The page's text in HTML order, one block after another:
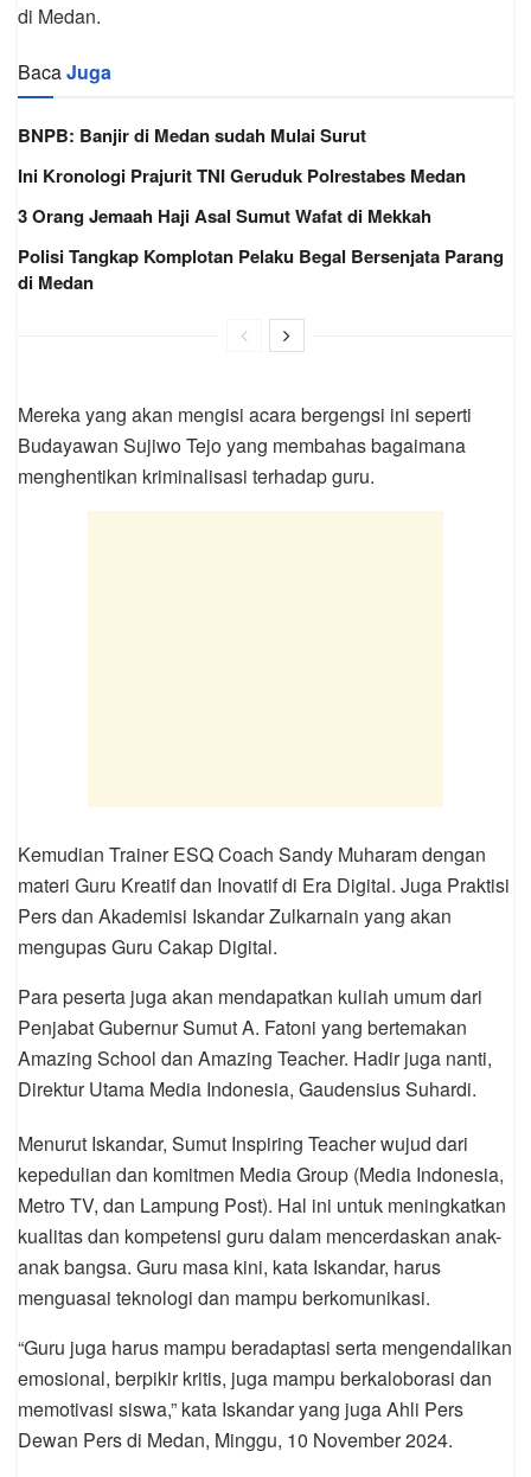
di Medan.
BacaJuga
BNPB: Banjir di Medan sudah Mulai Surut
Ini Kronologi Prajurit TNI Geruduk Polrestabes Medan
3 Orang Jemaah Haji Asal Sumut Wafat di Mekkah
Polisi Tangkap Komplotan Pelaku Begal Bersenjata Parang
di Medan
Mereka yang akan mengisi acara bergengsi ini seperti
Budayawan Sujiwo Tejo yang membahas bagaimana
menghentikan kriminalisasi terhadap guru.
Kemudian Trainer ESQ Coach Sandy Muharam dengan
materi Guru Kreatif dan Inovatif di Era Digital. Juga Praktisi
Pers dan Akademisi Iskandar Zulkarnain yang akan
mengupas Guru Cakap Digital.
Para peserta juga akan mendapatkan kuliah umum dari
Penjabat Gubernur Sumut A. Fatoni yang bertemakan
Amazing School dan Amazing Teacher. Hadir juga nanti,
Direktur Utama Media Indonesia, Gaudensius Suhardi.
Menurut Iskandar, Sumut Inspiring Teacher wujud dari
kepedulian dan komitmen Media Group (Media Indonesia,
Metro TV, dan Lampung Post). Hal ini untuk meningkatkan
kualitas dan kompetensi guru dalam mencerdaskan anak-
anak bangsa. Guru masa kini, kata Iskandar, harus
menguasai teknologi dan mampu berkomunikasi.
“Guru juga harus mampu beradaptasi serta mengendalikan
emosional, berpikir kritis, juga mampu berkaloborasi dan
memotivasi siswa,” kata Iskandar yang juga Ahli Pers
Dewan Pers di Medan, Minggu, 10 November 2024.